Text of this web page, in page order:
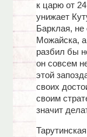
к царю от
унижает
Барклая,
Можайска,
разбил бы
он совсем
этой
своих
своим
значит